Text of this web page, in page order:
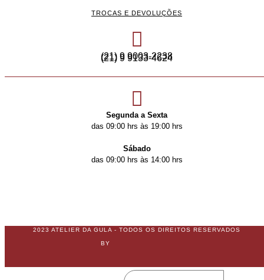
TROCAS E DEVOLUÇÕES
(21) 9 9003-2238
(21) 9 9133-4624
Segunda a Sexta
das 09:00 hrs às 19:00 hrs
Sábado
das 09:00 hrs às 14:00 hrs
2023 ATELIER DA GULA - TODOS OS DIREITOS RESERVADOS
BY